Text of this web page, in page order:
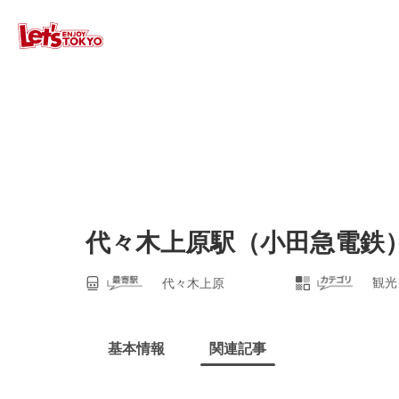
代々木上原駅（小田急電鉄）
代々木上原 観
基本情報 関連記事